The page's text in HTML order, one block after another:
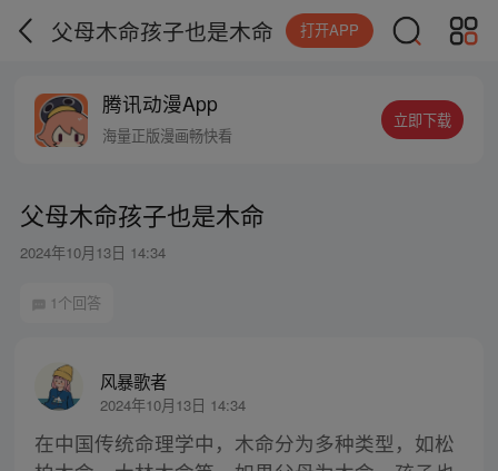
父母木命孩子也是木命 打开APP
腾讯动漫App
海量正版漫画畅快看
立即下载
父母木命孩子也是木命
2024年10月13日 14:34
1个回答
风暴歌者
2024年10月13日 14:34
在中国传统命理学中，木命分为多种类型，如松